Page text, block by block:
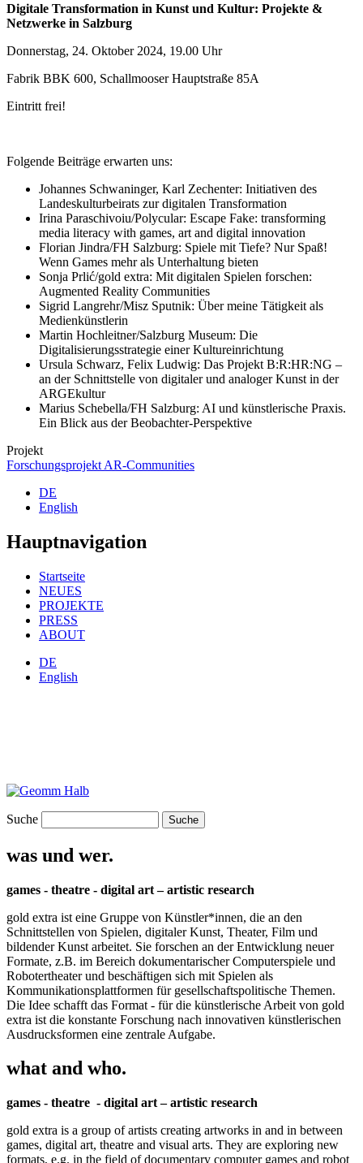
Digitale Transformation in Kunst und Kultur: Projekte &
Netzwerke in Salzburg
Donnerstag, 24. Oktober 2024, 19.00 Uhr
Fabrik BBK 600, Schallmooser Hauptstraße 85A
Eintritt frei!
Folgende Beiträge erwarten uns:
Johannes Schwaninger, Karl Zechenter: Initiativen des
Landeskulturbeirats zur digitalen Transformation
Irina Paraschivoiu/Polycular: Escape Fake: transforming
media literacy with games, art and digital innovation
Florian Jindra/FH Salzburg: Spiele mit Tiefe? Nur Spaß!
Wenn Games mehr als Unterhaltung bieten
Sonja Prlić/gold extra: Mit digitalen Spielen forschen:
Augmented Reality Communities
Sigrid Langrehr/Misz Sputnik: Über meine Tätigkeit als
Medienkünstlerin
Martin Hochleitner/Salzburg Museum: Die
Digitalisierungsstrategie einer Kultureinrichtung
Ursula Schwarz, Felix Ludwig: Das Projekt B:R:HR:NG –
an der Schnittstelle von digitaler und analoger Kunst in der
ARGEkultur
Marius Schebella/FH Salzburg: AI und künstlerische Praxis.
Ein Blick aus der Beobachter-Perspektive
Projekt
Forschungsprojekt AR-Communities
DE
English
Hauptnavigation
Startseite
NEUES
PROJEKTE
PRESS
ABOUT
DE
English
Suche
was und wer.
games - theatre - digital art – artistic research
gold extra ist eine Gruppe von Künstler*innen, die an den
Schnittstellen von Spielen, digitaler Kunst, Theater, Film und
bildender Kunst arbeitet. Sie forschen an der Entwicklung neuer
Formate, z.B. im Bereich dokumentarischer Computerspiele und
Robotertheater und beschäftigen sich mit Spielen als
Kommunikationsplattformen für gesellschaftspolitische Themen.
Die Idee schafft das Format - für die künstlerische Arbeit von gold
extra ist die konstante Forschung nach innovativen künstlerischen
Ausdrucksformen eine zentrale Aufgabe.
what and who.
games - theatre - digital art – artistic research
gold extra is a group of artists creating artworks in and in between
games, digital art, theatre and visual arts. They are exploring new
formats, e.g. in the field of documentary computer games and robot